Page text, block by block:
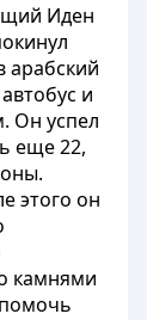
Иден
арабский
и
Он успел
еще 22,
этого он
камнями